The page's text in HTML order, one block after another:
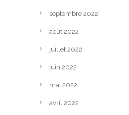
septembre 2022
août 2022
juillet 2022
juin 2022
mai 2022
avril 2022